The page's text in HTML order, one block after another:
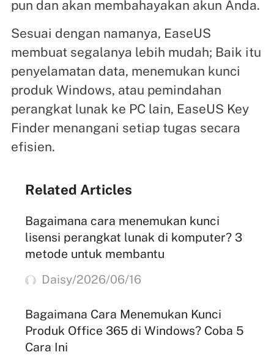
pun dan akan membahayakan akun Anda.
Sesuai dengan namanya, EaseUS
membuat segalanya lebih mudah; Baik itu
penyelamatan data, menemukan kunci
produk Windows, atau pemindahan
perangkat lunak ke PC lain, EaseUS Key
Finder menangani setiap tugas secara
efisien.
Related Articles
Bagaimana cara menemukan kunci
lisensi perangkat lunak di komputer? 3
metode untuk membantu
Daisy/2026/06/16
Bagaimana Cara Menemukan Kunci
Produk Office 365 di Windows? Coba 5
Cara Ini